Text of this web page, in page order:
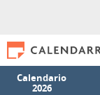
Calendario
2026